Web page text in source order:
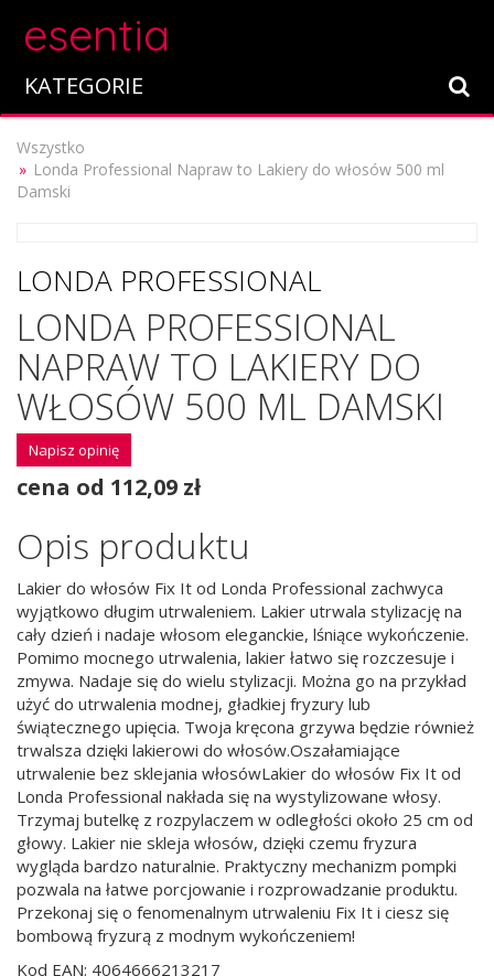
esentia
KATEGORIE
Wszystko
Londa Professional Napraw to Lakiery do włosów 500 ml
Damski
LONDA PROFESSIONAL
LONDA PROFESSIONAL
NAPRAW TO LAKIERY DO
WŁOSÓW 500 ML DAMSKI
Napisz opinię
cena od 112,09 zł
Opis produktu
Lakier do włosów Fix It od Londa Professional zachwyca
wyjątkowo długim utrwaleniem. Lakier utrwala stylizację na
cały dzień i nadaje włosom eleganckie, lśniące wykończenie.
Pomimo mocnego utrwalenia, lakier łatwo się rozczesuje i
zmywa. Nadaje się do wielu stylizacji. Można go na przykład
użyć do utrwalenia modnej, gładkiej fryzury lub
świątecznego upięcia. Twoja kręcona grzywa będzie również
trwalsza dzięki lakierowi do włosów.Oszałamiające
utrwalenie bez sklejania włosówLakier do włosów Fix It od
Londa Professional nakłada się na wystylizowane włosy.
Trzymaj butelkę z rozpylaczem w odległości około 25 cm od
głowy. Lakier nie skleja włosów, dzięki czemu fryzura
wygląda bardzo naturalnie. Praktyczny mechanizm pompki
pozwala na łatwe porcjowanie i rozprowadzanie produktu.
Przekonaj się o fenomenalnym utrwaleniu Fix It i ciesz się
bombową fryzurą z modnym wykończeniem!
Kod EAN: 4064666213217